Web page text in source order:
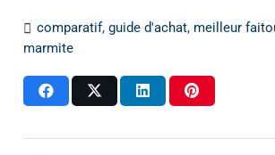
comparatif, guide d'achat, meilleur
marmite